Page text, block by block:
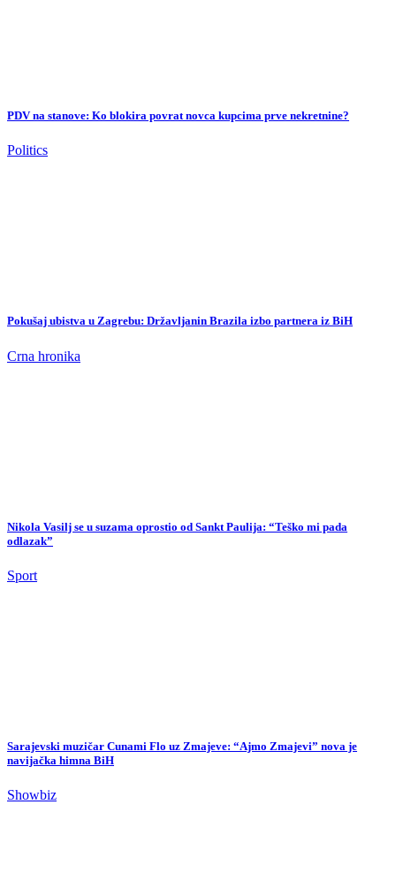
PDV na stanove: Ko blokira povrat novca kupcima prve nekretnine?
Politics
Pokušaj ubistva u Zagrebu: Državljanin Brazila izbo partnera iz BiH
Crna hronika
Nikola Vasilj se u suzama oprostio od Sankt Paulija: “Teško mi pada
odlazak”
Sport
Sarajevski muzičar Cunami Flo uz Zmajeve: “Ajmo Zmajevi” nova je
navijačka himna BiH
Showbiz